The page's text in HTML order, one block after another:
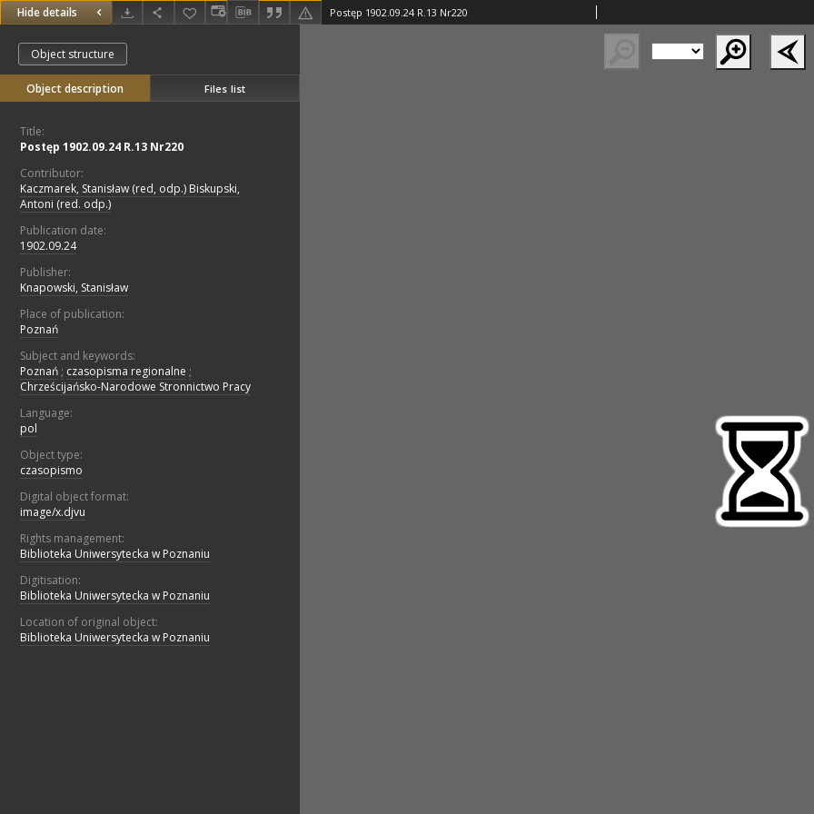
Hide details Postęp 1902.09.24 R.13 Nr220
Object structure
Object description Files list
Title:
Postęp 1902.09.24 R.13 Nr220
Contributor:
Kaczmarek, Stanisław (red, odp.) Biskupski,
Antoni (red. odp.)
Publication date:
1902.09.24
Publisher:
Knapowski, Stanisław
Place of publication:
Poznań
Subject and keywords:
Poznań ; czasopisma regionalne ;
Chrześcijańsko-Narodowe Stronnictwo Pracy
Language:
pol
Object type:
czasopismo
Digital object format:
image/x.djvu
Rights management:
Biblioteka Uniwersytecka w Poznaniu
Digitisation:
Biblioteka Uniwersytecka w Poznaniu
Location of original object:
Biblioteka Uniwersytecka w Poznaniu